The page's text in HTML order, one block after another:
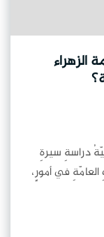
الزهراء
دراسةِ سيرةِ
في أمورٍ،